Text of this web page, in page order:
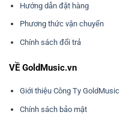
Hướng dẫn đặt hàng
Phương thức vận chuyển
Chính sách đổi trả
VỀ GoldMusic.vn
Giới thiệu Công Ty GoldMusic
Chính sách bảo mật